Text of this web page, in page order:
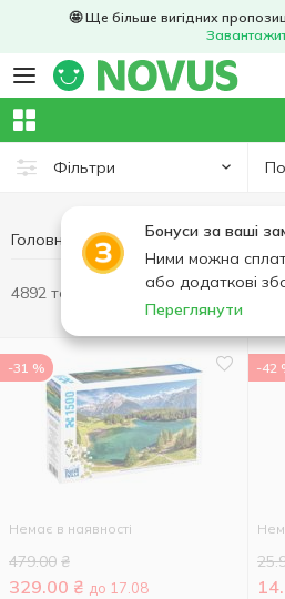
🤩 Ще більше вигідних
Фільтри
Бонуси за ваші
Ними можна
або додаткові
Переглянути
Головна
4892 товари
-31 %
Немає в наявності
479.00 ₴
329.00 ₴ до 17.08
-42